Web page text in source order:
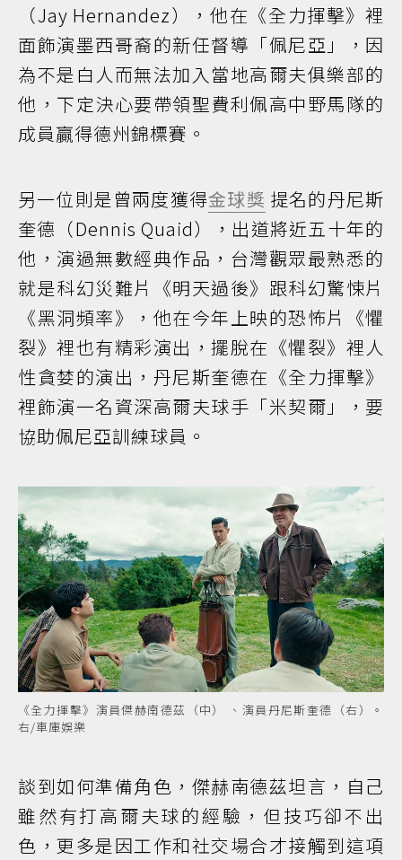
（Jay Hernandez），他在《全力揮擊》裡
面飾演墨西哥裔的新任督導「佩尼亞」，因
為不是白人而無法加入當地高爾夫俱樂部的
他，下定決心要帶領聖費利佩高中野馬隊的
成員贏得德州錦標賽。
另一位則是曾兩度獲得金球獎 提名的丹尼斯
奎德（Dennis Quaid），出道將近五十年的
他，演過無數經典作品，台灣觀眾最熟悉的
就是科幻災難片《明天過後》跟科幻驚悚片
《黑洞頻率》，他在今年上映的恐怖片《懼
裂》裡也有精彩演出，擺脫在《懼裂》裡人
性貪婪的演出，丹尼斯奎德在《全力揮擊》
裡飾演一名資深高爾夫球手「米契爾」，要
協助佩尼亞訓練球員。
《全力揮擊》演員傑赫南德茲（中） 、演員丹尼斯奎德（右）。
右/車庫娛樂
談到如何準備角色，傑赫南德茲坦言，自己
雖然有打高爾夫球的經驗，但技巧卻不出
色，更多是因工作和社交場合才接觸到這項